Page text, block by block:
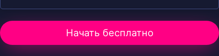
Начать бесплатно